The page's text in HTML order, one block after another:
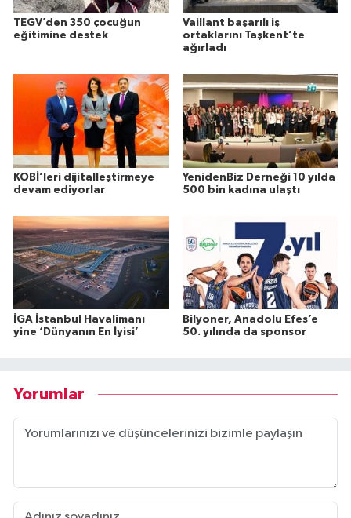
TEGV’den 350 çocuğun
eğitimine destek
Vaillant başarılı iş
ortaklarını Taşkent’te
ağırladı
KOBİ’leri dijitalleştirmeye
devam ediyorlar
YenidenBiz Derneği 10 yılda
500 bin kadına ulaştı
İGA İstanbul Havalimanı
yine ‘Dünyanın En İyisi’
Bilyoner, Anadolu Efes’e
50. yılında da sponsor
Yorumlar